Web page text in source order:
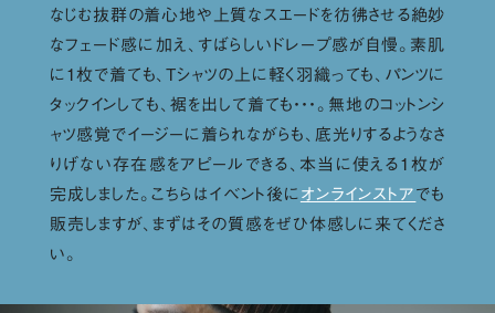
なじむ抜群の着心地や上質なスエードを彷彿させる絶妙
なフェード感に加え、すばらしいドレープ感が自慢。素肌
に１枚で着ても、Tシャツの上に軽く羽織っても、パンツに
タックインしても、裾を出して着ても・・・。無地のコットンシ
ャツ感覚でイージーに着られながらも、底光りするようなさ
りげない存在感をアピールできる、本当に使える１枚が
完成しました。こちらはイベント後に オンラインストア でも
販売しますが、まずはその質感をぜひ体感しに来てくださ
い。